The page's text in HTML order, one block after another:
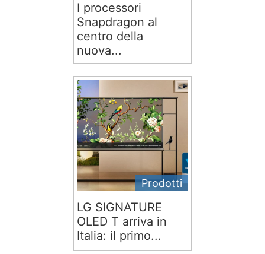
I processori
Snapdragon al
centro della
nuova...
Prodotti
LG SIGNATURE
OLED T arriva in
Italia: il primo...